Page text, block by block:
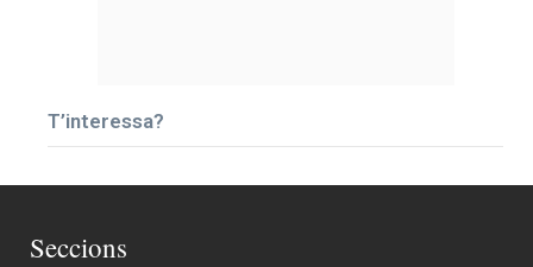
T’interessa?
Seccions